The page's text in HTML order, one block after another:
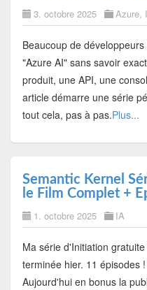
3. octobre 2025 Azure,
Beaucoup de
"Azure AI" sans savoir
produit, une API, une
article démarre une série
tout cela, pas à pas.Plus...
Semantic Kernel
le Film Complet +
1. octobre 2025 IA
Ma série d'Initiation
terminée hier. 11 épisodes
Aujourd'hui en bonus la